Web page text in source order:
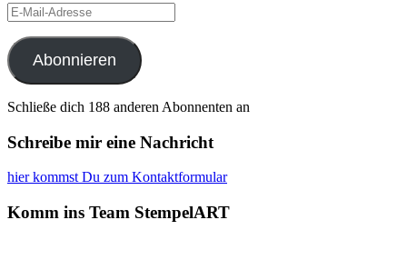
E-
Mail-
Adresse
Abonnieren
Schließe dich 188 anderen Abonnenten an
Schreibe mir eine Nachricht
hier kommst Du zum Kontaktformular
Komm ins Team StempelART